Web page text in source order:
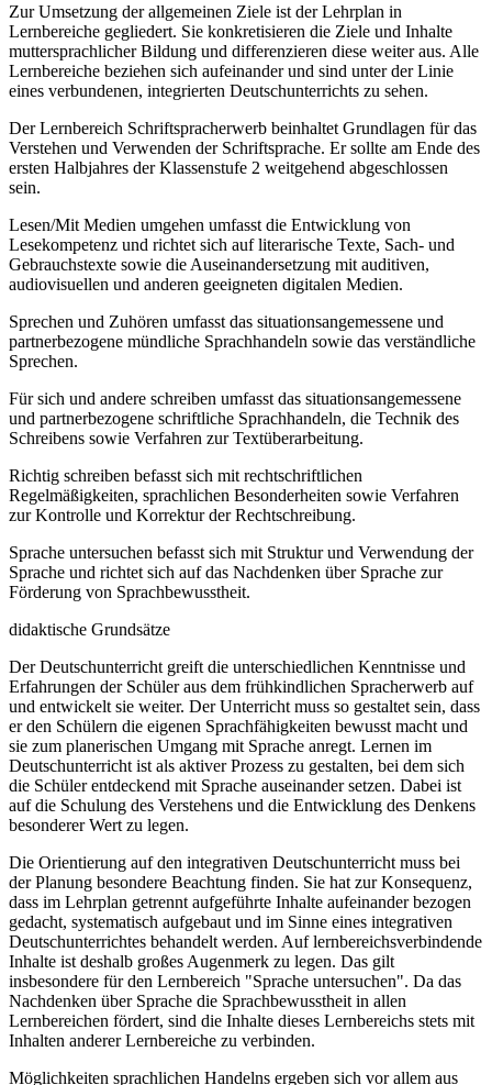
Zur Umsetzung der allgemeinen Ziele ist der Lehrplan in
Lernbereiche gegliedert. Sie konkretisieren die Ziele und Inhalte
muttersprachlicher Bildung und differenzieren diese weiter aus. Alle
Lernbereiche beziehen sich aufeinander und sind unter der Linie
eines verbundenen, integrierten Deutschunterrichts zu sehen.
Der Lernbereich Schriftspracherwerb beinhaltet Grundlagen für das
Verstehen und Verwenden der Schriftsprache. Er sollte am Ende des
ersten Halbjahres der Klassenstufe 2 weitgehend abgeschlossen
sein.
Lesen/Mit Medien umgehen umfasst die Entwicklung von
Lesekompetenz und richtet sich auf literarische Texte, Sach- und
Gebrauchstexte sowie die Auseinandersetzung mit auditiven,
audiovisuellen und anderen geeigneten digitalen Medien.
Sprechen und Zuhören umfasst das situationsangemessene und
partnerbezogene mündliche Sprachhandeln sowie das verständliche
Sprechen.
Für sich und andere schreiben umfasst das situationsangemessene
und partnerbezogene schriftliche Sprachhandeln, die Technik des
Schreibens sowie Verfahren zur Textüberarbeitung.
Richtig schreiben befasst sich mit rechtschriftlichen
Regelmäßigkeiten, sprachlichen Besonderheiten sowie Verfahren
zur Kontrolle und Korrektur der Rechtschreibung.
Sprache untersuchen befasst sich mit Struktur und Verwendung der
Sprache und richtet sich auf das Nachdenken über Sprache zur
Förderung von Sprachbewusstheit.
didaktische Grundsätze
Der Deutschunterricht greift die unterschiedlichen Kenntnisse und
Erfahrungen der Schüler aus dem frühkindlichen Spracherwerb auf
und entwickelt sie weiter. Der Unterricht muss so gestaltet sein, dass
er den Schülern die eigenen Sprachfähigkeiten bewusst macht und
sie zum planerischen Umgang mit Sprache anregt. Lernen im
Deutschunterricht ist als aktiver Prozess zu gestalten, bei dem sich
die Schüler entdeckend mit Sprache auseinander setzen. Dabei ist
auf die Schulung des Verstehens und die Entwicklung des Denkens
besonderer Wert zu legen.
Die Orientierung auf den integrativen Deutschunterricht muss bei
der Planung besondere Beachtung finden. Sie hat zur Konsequenz,
dass im Lehrplan getrennt aufgeführte Inhalte aufeinander bezogen
gedacht, systematisch aufgebaut und im Sinne eines integrativen
Deutschunterrichtes behandelt werden. Auf lernbereichsverbindende
Inhalte ist deshalb großes Augenmerk zu legen. Das gilt
insbesondere für den Lernbereich "Sprache untersuchen". Da das
Nachdenken über Sprache die Sprachbewusstheit in allen
Lernbereichen fördert, sind die Inhalte dieses Lernbereichs stets mit
Inhalten anderer Lernbereiche zu verbinden.
Möglichkeiten sprachlichen Handelns ergeben sich vor allem aus